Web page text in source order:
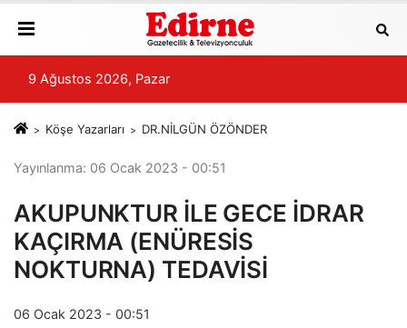
9 Ağustos 2026, Pazar
Köşe Yazarları DR.NİLGÜN ÖZÖNDER
Yayınlanma: 06 Ocak 2023 - 00:51
AKUPUNKTUR İLE GECE İDRAR
KAÇIRMA (ENÜRESİS
NOKTURNA) TEDAVİSİ
06 Ocak 2023 - 00:51